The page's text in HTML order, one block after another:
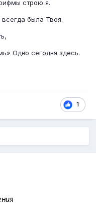
строю я.
была Твоя.
Одно сегодня здесь.
1